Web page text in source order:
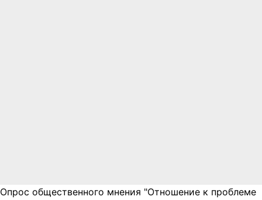
Опрос общественного мнения "Отношение к проблеме